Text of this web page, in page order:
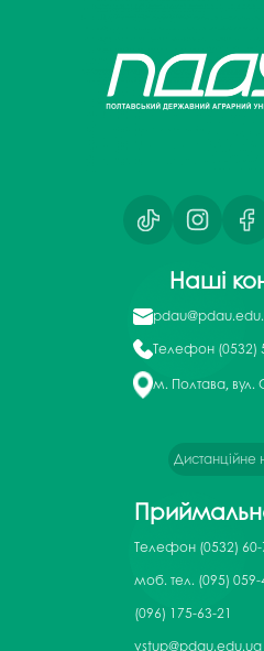
Наші
Телефон (0532)
м. Полтава, вул.
Дистанційне
Телефон (0532)
моб. тел. (095) 059-
(096) 175-63-21
vstup@pdau.edu.ua